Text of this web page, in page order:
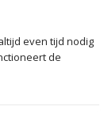
even tijd nodig
de